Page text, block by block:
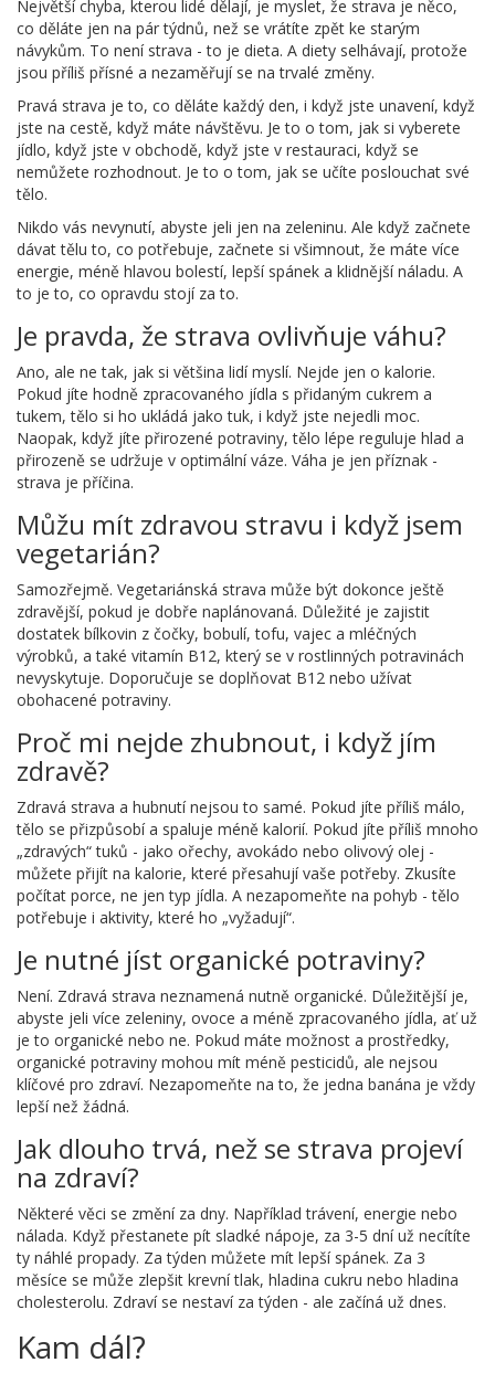
Největší chyba, kterou lidé dělají, je myslet, že strava je něco,
co děláte jen na pár týdnů, než se vrátíte zpět ke starým
návykům. To není strava - to je dieta. A diety selhávají, protože
jsou příliš přísné a nezaměřují se na trvalé změny.
Pravá strava je to, co děláte každý den, i když jste unavení, když
jste na cestě, když máte návštěvu. Je to o tom, jak si vyberete
jídlo, když jste v obchodě, když jste v restauraci, když se
nemůžete rozhodnout. Je to o tom, jak se učíte poslouchat své
tělo.
Nikdo vás nevynutí, abyste jeli jen na zeleninu. Ale když začnete
dávat tělu to, co potřebuje, začnete si všimnout, že máte více
energie, méně hlavou bolestí, lepší spánek a klidnější náladu. A
to je to, co opravdu stojí za to.
Je pravda, že strava ovlivňuje váhu?
Ano, ale ne tak, jak si většina lidí myslí. Nejde jen o kalorie.
Pokud jíte hodně zpracovaného jídla s přidaným cukrem a
tukem, tělo si ho ukládá jako tuk, i když jste nejedli moc.
Naopak, když jíte přirozené potraviny, tělo lépe reguluje hlad a
přirozeně se udržuje v optimální váze. Váha je jen příznak -
strava je příčina.
Můžu mít zdravou stravu i když jsem
vegetarián?
Samozřejmě. Vegetariánská strava může být dokonce ještě
zdravější, pokud je dobře naplánovaná. Důležité je zajistit
dostatek bílkovin z čočky, bobulí, tofu, vajec a mléčných
výrobků, a také vitamín B12, který se v rostlinných potravinách
nevyskytuje. Doporučuje se doplňovat B12 nebo užívat
obohacené potraviny.
Proč mi nejde zhubnout, i když jím
zdravě?
Zdravá strava a hubnutí nejsou to samé. Pokud jíte příliš málo,
tělo se přizpůsobí a spaluje méně kalorií. Pokud jíte příliš mnoho
„zdravých“ tuků - jako ořechy, avokádo nebo olivový olej -
můžete přijít na kalorie, které přesahují vaše potřeby. Zkusíte
počítat porce, ne jen typ jídla. A nezapomeňte na pohyb - tělo
potřebuje i aktivity, které ho „vyžadují“.
Je nutné jíst organické potraviny?
Není. Zdravá strava neznamená nutně organické. Důležitější je,
abyste jeli více zeleniny, ovoce a méně zpracovaného jídla, ať už
je to organické nebo ne. Pokud máte možnost a prostředky,
organické potraviny mohou mít méně pesticidů, ale nejsou
klíčové pro zdraví. Nezapomeňte na to, že jedna banána je vždy
lepší než žádná.
Jak dlouho trvá, než se strava projeví
na zdraví?
Některé věci se změní za dny. Například trávení, energie nebo
nálada. Když přestanete pít sladké nápoje, za 3-5 dní už necítíte
ty náhlé propady. Za týden můžete mít lepší spánek. Za 3
měsíce se může zlepšit krevní tlak, hladina cukru nebo hladina
cholesterolu. Zdraví se nestaví za týden - ale začíná už dnes.
Kam dál?